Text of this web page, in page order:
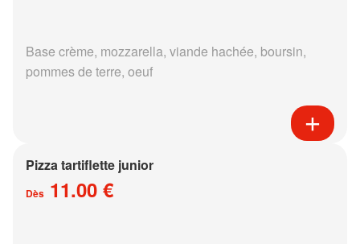
Base crème, mozzarella, viande hachée, boursin,
pommes de terre, oeuf
Pizza tartiflette junior
Dès 11.00 €